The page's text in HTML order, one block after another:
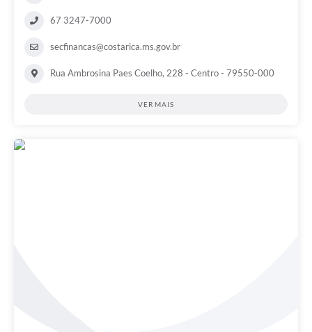
67 3247-7000
secfinancas@costarica.ms.gov.br
Rua Ambrosina Paes Coelho, 228 - Centro - 79550-000
VER MAIS